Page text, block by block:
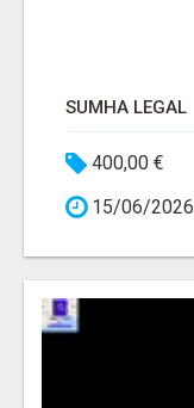
SUMHA LEGAL
400,00 €
15/06/2026